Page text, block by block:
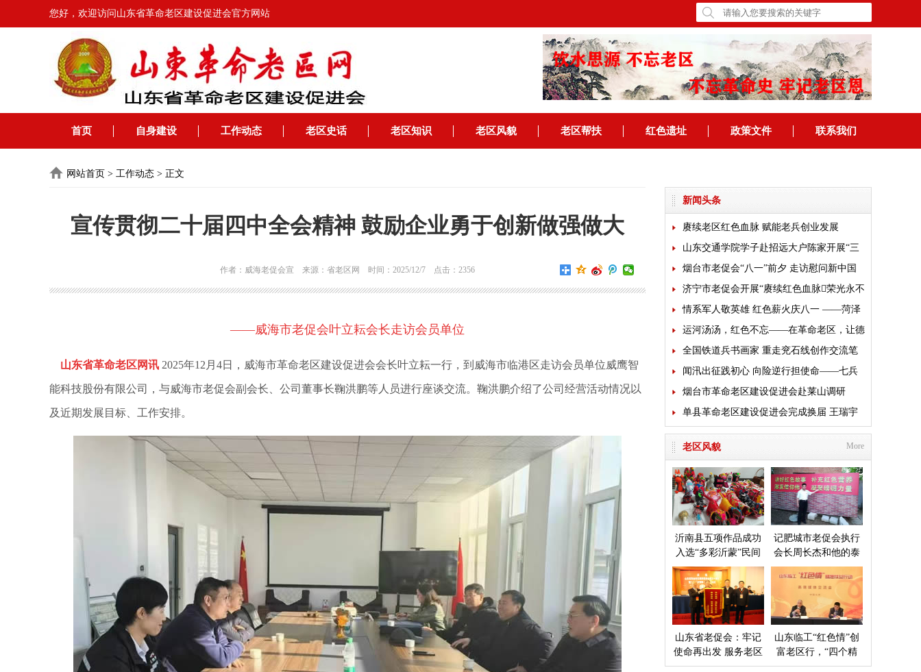
您好，欢迎访问山东省革命老区建设促进会官方网站
首页 自身建设 工作动态 老区史话 老区知识 老区风貌 老区帮扶 红色遗址 政策文件 联系我们
网站首页 > 工作动态 > 正文
新闻头条
赓续老区红色血脉 赋能老兵创业发展
山东交通学院学子赴招远大户陈家开展“三
下乡”乡村振兴专题实践
烟台市老促会“八一”前夕 走访慰问新中国
成立前老军人
济宁市老促会开展“赓续红色血脉荣光永不
褪色”主题党日活动
情系军人敬英雄 红色薪火庆八一 ——菏泽
市老促会多方联动开展拥军致敬活动
运河汤汤，红色不忘——在革命老区，让德
育“走”进心里
全国铁道兵书画家 重走兖石线创作交流笔
会来临沭开展送文化活动
闻汛出征践初心 向险逆行担使命——七兵
堂铁军星夜驰援广西抗洪救灾
烟台市革命老区建设促进会赴莱山调研
单县革命老区建设促进会完成换届 王瑞宇
当选新一届会长
老区风貌
More
沂南县五项作品成功
入选“多彩沂蒙”民间
艺术成果展
记肥城市老促会执行
会长周长杰和他的泰
安毛公山红色文化博
物馆
山东省老促会：牢记
使命再出发 服务老区
开新局
山东临工“红色情”创
富老区行，“四个精
准”探索扶贫新模式
宣传贯彻二十届四中全会精神 鼓励企业勇于创新做强做大
作者：威海老促会宣 来源：省老区网 时间：2025/12/7 点击：2356
——威海市老促会叶立耘会长走访会员单位
山东省革命老区网讯 2025年12 月 4日，威海市革命老区建设促进会会长叶立耘一行，到威海市临港区走访会员单位威鹰智
能科技股份有限公司，与威海市老促会副会长、公司董事长鞠洪鹏等人员进行座谈交流。鞠洪鹏介绍了公司经营活动情况以
及近期发展目标、工作安排。